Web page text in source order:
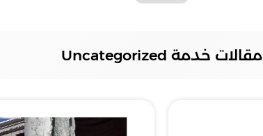
مقالات خدمة Uncategorized